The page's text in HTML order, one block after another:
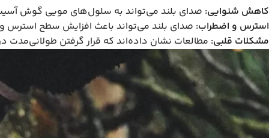
کاهش شنوایی: صدای بلند می‌تواند به سلول‌های مویی گوش
استرس و اضطراب: صدای بلند می‌تواند باعث افزایش سطح استرس
مشکلات قلبی: مطالعات نشان داده‌اند که قرار گرفتن طولانی‌مدت